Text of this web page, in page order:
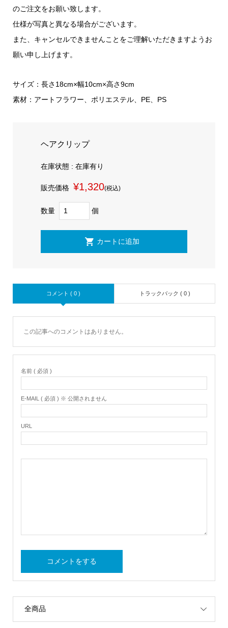
のご注文をお願い致します。
仕様が写真と異なる場合がございます。
また、キャンセルできませんことをご理解いただきますようお
願い申し上げます。
サイズ：長さ18cm×幅10cm×高さ9cm
素材：アートフラワー、ポリエステル、PE、PS
ヘアクリップ
在庫状態 : 在庫有り
販売価格 ¥1,320(税込)
数量 個
コメント ( 0 ) トラックバック ( 0 )
この記事へのコメントはありません。
名前 ( 必須 )
E-MAIL ( 必須 ) ※ 公開されません
URL
全商品